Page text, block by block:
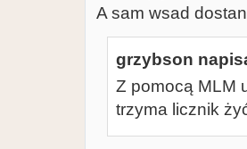
A sam wsad
grzybson
Z pomocą MLM
trzyma licznik